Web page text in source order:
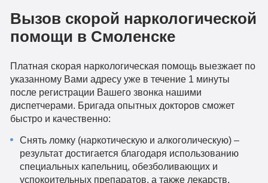
Вызов скорой наркологической
помощи в Смоленске
Платная скорая наркологическая помощь выезжает по
указанному Вами адресу уже в течение 1 минуты
после регистрации Вашего звонка нашими
диспетчерами. Бригада опытных докторов сможет
быстро и качественно:
Снять ломку (наркотическую и алкоголическую) –
результат достигается благодаря использованию
специальных капельниц, обезболивающих и
успокоительных препаратов, а также лекарств,